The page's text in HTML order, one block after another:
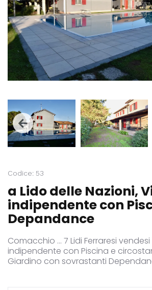
CERCA
Codice: 53
a Lido delle Nazioni,
indipendente con
Depandance
Comacchio ... 7 Lidi Ferraresi vendesi
indipendente con Piscina e
Giardino con sovrastanti